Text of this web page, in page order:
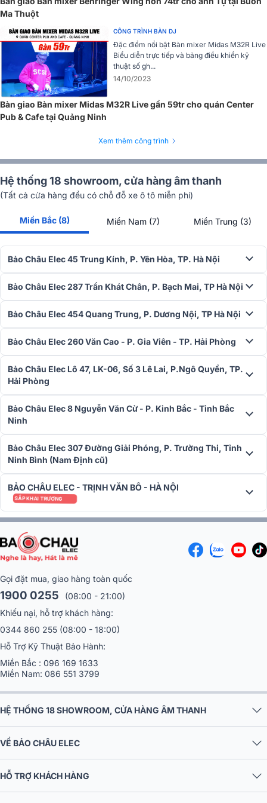
Thiết kế tiền khuếch đại AnalogiQ đã được tinh chỉnh để mang lại độ
thấp, với âm thanh ấm áp, âm nhạc mà một số bảng điều khiển kỹ
thuật số không có.
Tín hiệu tương tự được ghi lại bằng bộ chuyển đổi tương tự sang kỹ
thuật số 24bit cao cấp, có độ trễ thấp, được kết hợp với bộ chuyển
đổi kỹ thuật số sang tương tự 24bit để mang lại đầu ra chất lượng
4 công cụ RackFX
Được trang bị 4 công cụ RackFX âm thanh nổi, có các mô phỏng
được chế tác đáng yêu của các loại hồi âm cổ điển huyền thoại, âm
vang có gated, độ trễ, bộ điều biến, mặt bích và hơn thế nữa.
FX được đưa trở lại hỗn hợp trên các kênh trả lại chuyên dụng, vì
vậy bạn không phải buộc các kênh đầu vào đơn âm và âm thanh
nổi của mình và mỗi kênh trả lại FX Stereo có một PEQ 4 băng tần
chuyên dụng.
Khả năng phát trực tuyến
có thể phát trực tuyến tối đa 24 bản nhạc tới máy Mac hoặc PC của
bạn và kết quả trả về từ máy tính có thể dễ dàng được gán cho các
kênh Đầu vào.
Ma Thuột
CÔNG TRÌNH BÀN DJ
Đặc điểm nổi bật Bàn mixer Midas M32R Live
Biểu diễn trực tiếp và bảng điều khiển kỹ
thuật số gh...
14/10/2023
Bàn giao Bàn mixer Midas M32R Live gần 59tr cho quán Center
Pub & Cafe tại Quảng Ninh
Xem thêm công trình
Hệ thống 18 showroom, cửa hàng âm thanh
(Tất cả cửa hàng đều có chỗ đỗ xe ô tô miễn phí)
Miền Bắc (8) Miền Nam (7) Miền Trung (3)
Bảo Châu Elec 45 Trung Kính, P. Yên Hòa, TP. Hà Nội
Bảo Châu Elec 287 Trần Khát Chân, P. Bạch Mai, TP Hà Nội
Bảo Châu Elec 454 Quang Trung, P. Dương Nội, TP Hà Nội
Bảo Châu Elec 260 Văn Cao - P. Gia Viên - TP. Hải Phòng
Bảo Châu Elec Lô 47, LK-06, Số 3 Lê Lai, P.Ngô Quyền, TP.
Hải Phòng
Bảo Châu Elec 8 Nguyễn Văn Cừ - P. Kinh Bắc - Tỉnh Bắc
Ninh
Bảo Châu Elec 307 Đường Giải Phóng, P. Trường Thi, Tỉnh
Ninh Bình (Nam Định cũ)
BẢO CHÂU ELEC - TRỊNH VĂN BÔ - HÀ NỘI
SẮP KHAI TRƯƠNG
Gọi đặt mua, giao hàng toàn quốc
1900 0255
(08:00 - 21:00)
Khiếu nại, hỗ trợ khách hàng:
0344 860 255 (08:00 - 18:00)
Hỗ Trợ Kỹ Thuật Bảo Hành:
Miền Bắc : 096 169 1633
Miền Nam: 086 551 3799
HỆ THỐNG 18 SHOWROOM, CỬA HÀNG ÂM THANH
VỀ BẢO CHÂU ELEC
HỖ TRỢ KHÁCH HÀNG